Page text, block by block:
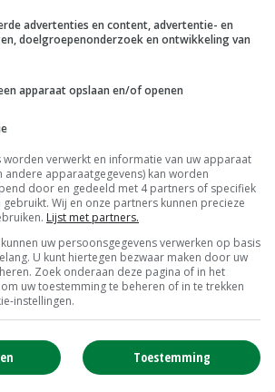
Japan International Research
het International Crops
de Universiteit van
betrokken.
zijn getest. Volgens CIMMYT zijn
introductie.
advertenties en content, advertentie- en
doelgroepenonderzoek en ontwikkeling van
apparaat opslaan en/of openen
worden verwerkt en informatie van uw apparaat
andere apparaatgegevens) kan worden
door en gedeeld met 4 partners of specifiek
Wij en onze partners kunnen precieze
Lijst met partners.
uw persoonsgegevens verwerken op basis
U kunt hiertegen bezwaar maken door uw
Zoek onderaan deze pagina of in het
uw toestemming te beheren of in te trekken
instellingen.
Toestemming